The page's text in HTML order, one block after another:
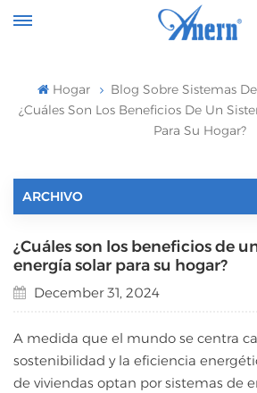
Hogar
Blog Sobre Sistemas
¿Cuáles Son Los Beneficios De Un
Para Su Hogar?
ARCHIVO
¿Cuáles son los beneficios de
energía solar para su hogar?
December 31, 2024
A medida que el mundo se centra
sostenibilidad y la eficiencia
de viviendas optan por sistemas de